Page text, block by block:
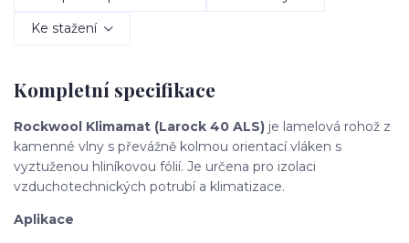
Ke stažení
Kompletní specifikace
Rockwool Klimamat (Larock 40 ALS) je lamelová rohož z
kamenné vlny s převážně kolmou orientací vláken s
vyztuženou hliníkovou fólií. Je určena pro izolaci
vzduchotechnických potrubí a klimatizace.
Aplikace